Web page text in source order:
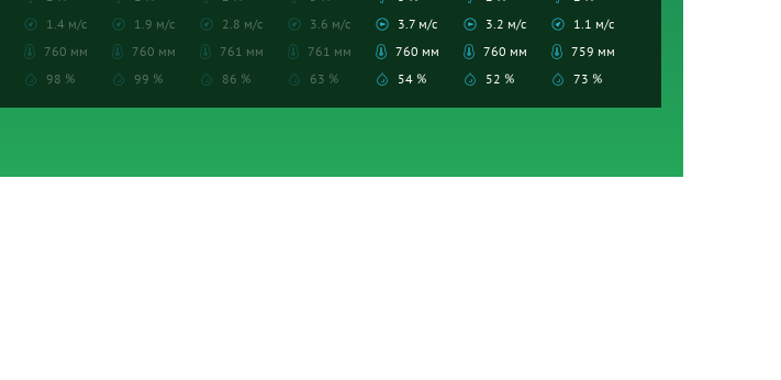
1.4 м/с
760 мм
98 %
1.9 м/с
760 мм
99 %
2.8 м/с
761 мм
86 %
3.6 м/с
761 мм
63 %
3.7 м/с
760 мм
54 %
3.2 м/с
760 мм
52 %
1.1 м/с
759 мм
73 %